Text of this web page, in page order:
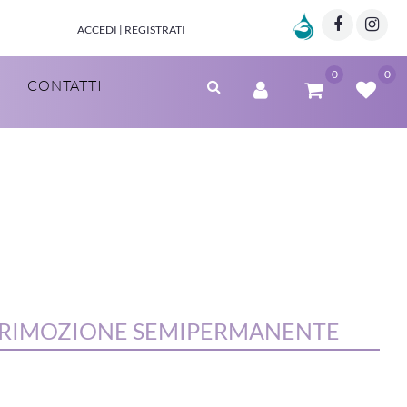
ACCEDI | REGISTRATI
Marzia Clinic
CONTATTI
0 0
SEMIPERMANENTE